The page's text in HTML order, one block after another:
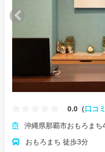
0.0（口コ
沖縄県那覇市おもろま
おもろまち 徒歩3分